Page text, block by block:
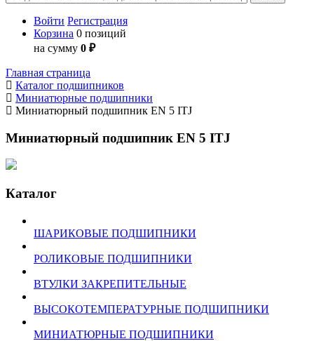
Войти Регистрация
Корзина 0 позиций
на сумму 0 ₽
Главная страница
Каталог подшипников
Миниатюрные подшипники
Миниатюрный подшипник EN 5 ITJ
Миниатюрный подшипник EN 5 ITJ
Каталог
ШАРИКОВЫЕ ПОДШИПНИКИ
РОЛИКОВЫЕ ПОДШИПНИКИ
ВТУЛКИ ЗАКРЕПИТЕЛЬНЫЕ
ВЫСОКОТЕМПЕРАТУРНЫЕ ПОДШИПНИКИ
МИНИАТЮРНЫЕ ПОДШИПНИКИ